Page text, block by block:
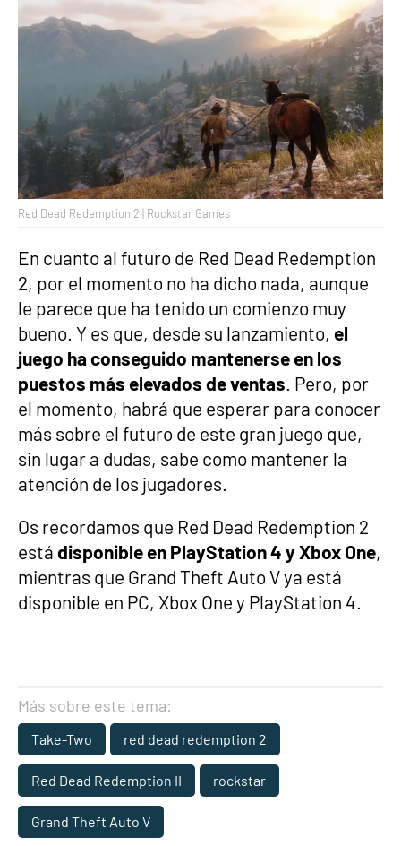
Red Dead Redemption 2 | Rockstar Games
En cuanto al futuro de Red Dead Redemption
2, por el momento no ha dicho nada, aunque
le parece que ha tenido un comienzo muy
bueno. Y es que, desde su lanzamiento, el
juego ha conseguido mantenerse en los
puestos más elevados de ventas. Pero, por
el momento, habrá que esperar para conocer
más sobre el futuro de este gran juego que,
sin lugar a dudas, sabe como mantener la
atención de los jugadores.
Os recordamos que Red Dead Redemption 2
está disponible en PlayStation 4 y Xbox One,
mientras que Grand Theft Auto V ya está
disponible en PC, Xbox One y PlayStation 4.
Más sobre este tema:
Take-Two red dead redemption 2
Red Dead Redemption II rockstar
Grand Theft Auto V